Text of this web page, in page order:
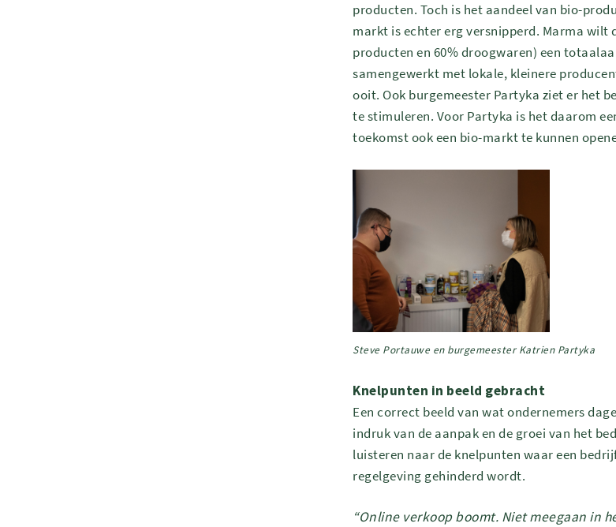
producten. Toch is het aandeel van bio-
markt is echter erg versnipperd. Marma wilt
producten en 60% droogwaren) een
samengewerkt met lokale, kleinere
ooit. Ook burgemeester Partyka ziet er het
te stimuleren. Voor Partyka is het daarom
toekomst ook een bio-markt te kunnen
Steve Portauwe en burgemeester Katrien Partyka
Knelpunten in beeld gebracht
Een correct beeld van wat ondernemers
indruk van de aanpak en de groei van het
luisteren naar de knelpunten waar een
regelgeving gehinderd wordt.
“Online verkoop boomt. Niet meegaan in